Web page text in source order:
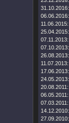
31.10.2016:
06.06.2016:
11.06.2015:
25.04.2015:
07.11.2013:
07.10.2013:
26.08.2013:
11.07.2013:
17.06.2013:
24.05.2013:
20.08.2011:
06.05.2011:
07.03.2011:
14.12.2010:
27.09.2010: